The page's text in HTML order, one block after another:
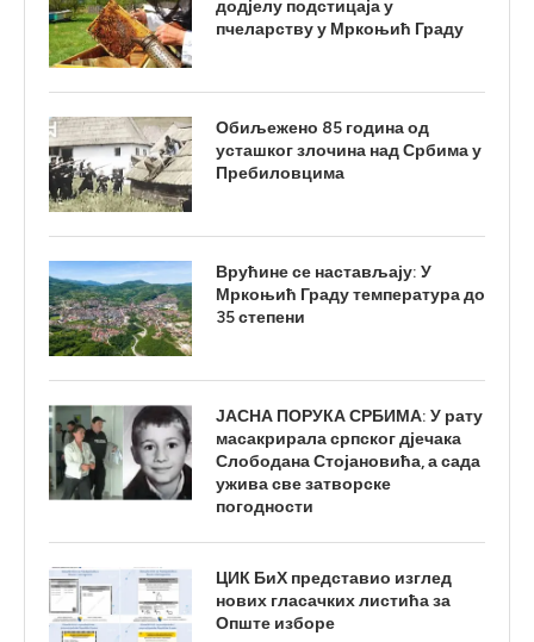
додјелу подстицаја у
пчеларству у Мркоњић Граду
Обиљежено 85 година од
усташког злочина над Србима у
Пребиловцима
Врућине се настављају: У
Мркоњић Граду температура до
35 степени
ЈАСНА ПОРУКА СРБИМА: У рату
масакрирала српског дјечака
Слободана Стојановића, а сада
ужива све затворске
погодности
ЦИК БиХ представио изглед
нових гласачких листића за
Опште изборе